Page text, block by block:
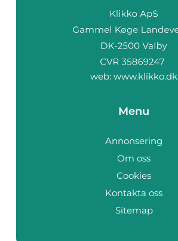
web: www.klikko.dk
Menu
Annonsering
Om oss
Cookies
Kontakta oss
Sitemap